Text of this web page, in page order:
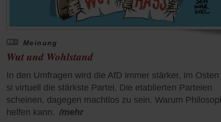
Meinung
Wut und Wohlstand
In den Umfragen wird die AfD immer stärker, im Osten
si virtuell die stärkste Partei. Die etablierten Parteien
scheinen, dagegen machtlos zu sein. Warum
helfen kann. /mehr